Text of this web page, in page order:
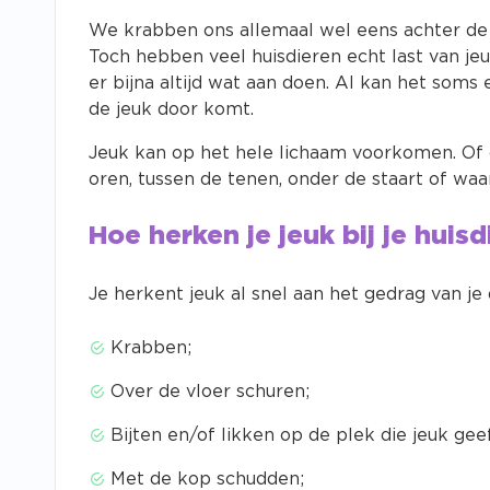
We krabben ons allemaal wel eens achter
Toch hebben veel huisdieren echt last van
er bijna altijd wat aan doen. Al kan het
de jeuk door komt.
Jeuk kan op het hele lichaam voorkomen.
oren, tussen de tenen, onder de staart of
Hoe herken je jeuk bij je
Je herkent jeuk al snel aan het gedrag van je
Krabben;
Over de vloer schuren;
Bijten en/of likken op de plek die jeuk
Met de kop schudden;